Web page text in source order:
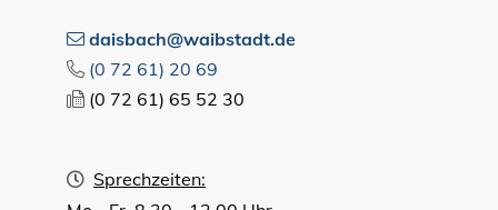
daisbach@waibstadt.de
(0 72 61) 20 69
(0 72 61) 65 52 30
Sprechzeiten: